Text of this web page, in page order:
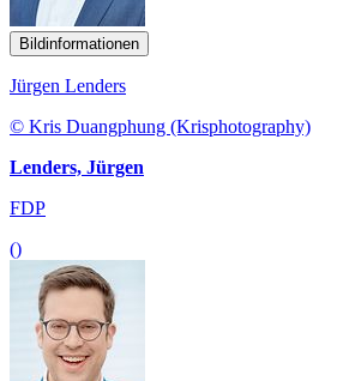
Bildinformationen
Jürgen Lenders
© Kris Duangphung (Krisphotography)
Lenders, Jürgen
FDP
()